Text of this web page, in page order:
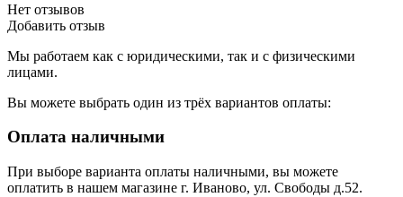
Нет отзывов
Добавить отзыв
Мы работаем как с юридическими, так и с физическими
лицами.
Вы можете выбрать один из трёх вариантов оплаты:
Оплата наличными
При выборе варианта оплаты наличными, вы можете
оплатить в нашем магазине г. Иваново, ул. Свободы д.52.